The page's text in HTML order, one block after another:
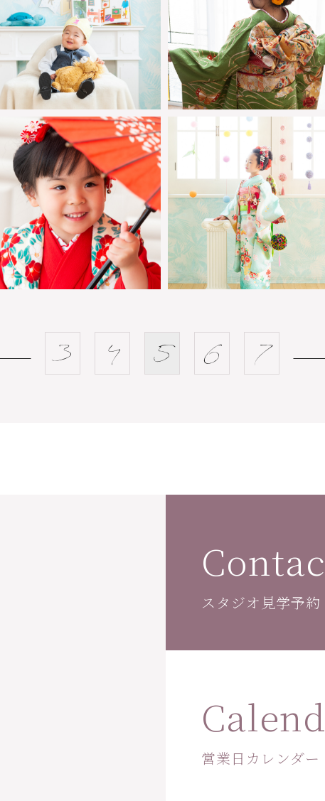
3 4 5 6 7
スタジオ見学予
営業日カレンダー